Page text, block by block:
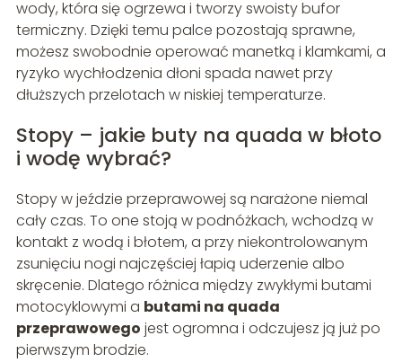
wody, która się ogrzewa i tworzy swoisty bufor
termiczny. Dzięki temu palce pozostają sprawne,
możesz swobodnie operować manetką i klamkami, a
ryzyko wychłodzenia dłoni spada nawet przy
dłuższych przelotach w niskiej temperaturze.
Stopy – jakie buty na quada w błoto
i wodę wybrać?
Stopy w jeździe przeprawowej są narażone niemal
cały czas. To one stoją w podnóżkach, wchodzą w
kontakt z wodą i błotem, a przy niekontrolowanym
zsunięciu nogi najczęściej łapią uderzenie albo
skręcenie. Dlatego różnica między zwykłymi butami
motocyklowymi a butami na quada
przeprawowego jest ogromna i odczujesz ją już po
pierwszym brodzie.